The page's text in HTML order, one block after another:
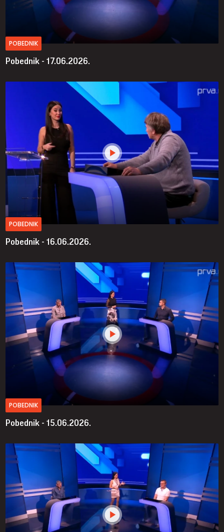
POBEDNIK
Pobednik - 17.06.2026.
POBEDNIK
Pobednik - 16.06.2026.
POBEDNIK
Pobednik - 15.06.2026.